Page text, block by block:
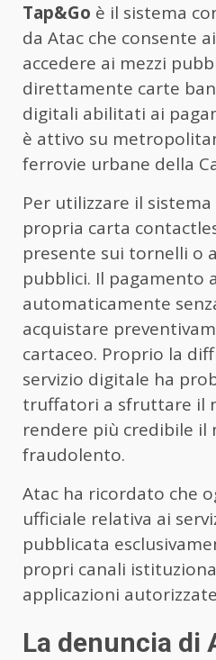
Tap&Go è il sistema
da Atac che consente
accedere ai mezzi
direttamente carte
digitali abilitati ai
è attivo su
ferrovie urbane della
Per utilizzare il
propria carta
presente sui tornelli o
pubblici. Il pagamento
automaticamente
acquistare
cartaceo. Proprio la
servizio digitale ha
truffatori a sfruttare il
rendere più credibile il
fraudolento.
Atac ha ricordato che
ufficiale relativa ai
pubblicata
propri canali
applicazioni
La denuncia di